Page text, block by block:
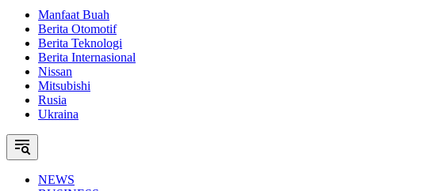
Manfaat Buah
Berita Otomotif
Berita Teknologi
Berita Internasional
Nissan
Mitsubishi
Rusia
Ukraina
NEWS